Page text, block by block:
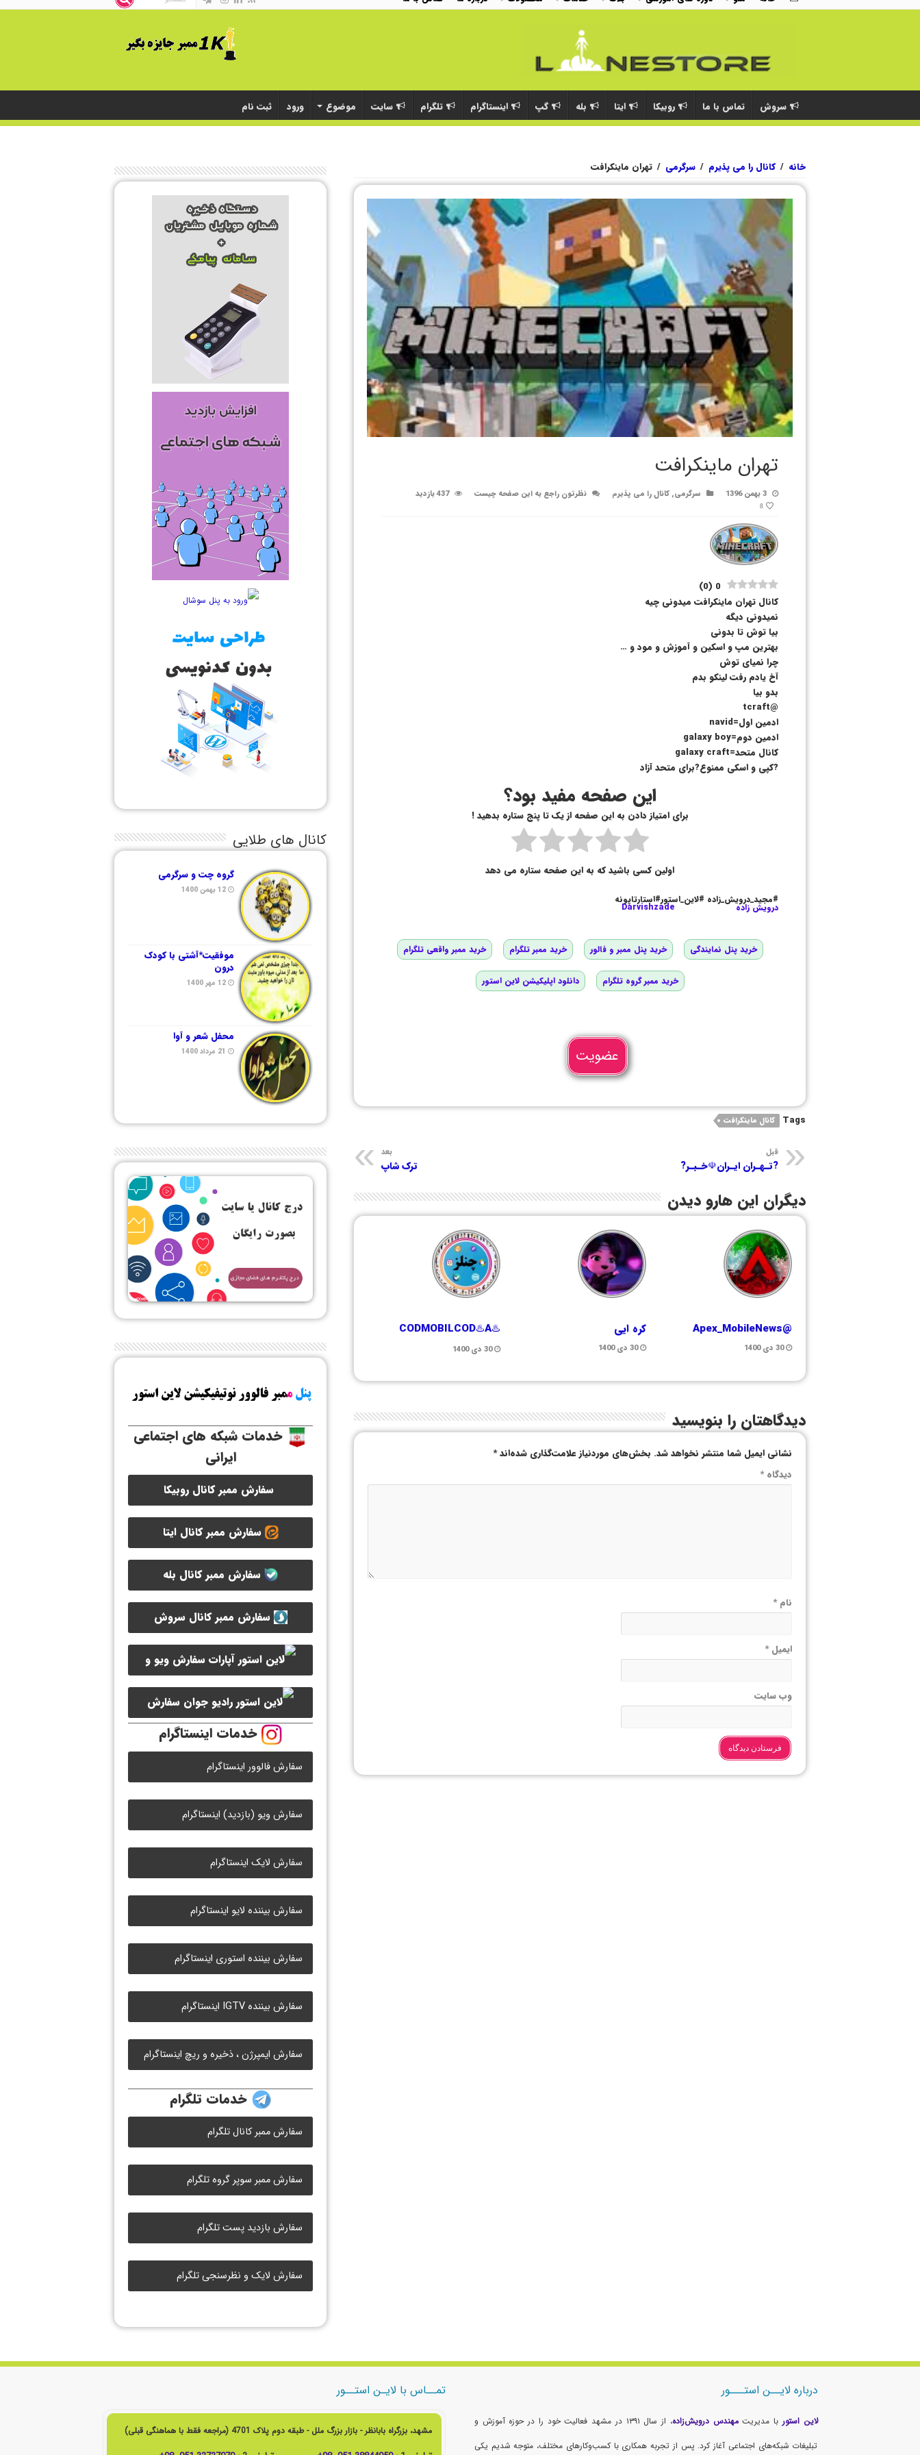
سروش تماس با ما روبیکا ایتا بله گپ اینستاگرام تلگرام سایت موضوع ورود ثبت نام
خانه / کانال را می پذیرم / سرگرمی / تهران ماینکرافت
تهران ماینکرافت
3 بهمن 1396 سرگرمی,کانال را می پذیرم نظرتون راجع به این صفحه چیست 437 بازدید
8
0
(
0
)
کانال تهران ماینکرافت میدونی چیه
نمیدونی دیگه
بیا توش تا بدونی
بهترین مپ و اسکین و آموزش و مود و …
چرا نمیای توش
آخ یادم رفت لینکو بدم
بدو بیا
@tcraft
ادمین اول=navid
ادمین دوم=galaxy boy
کانال متحد=galaxy craft
?کپی و اسکی ممنوع?برای متحد آزاد
این صفحه مفید بود؟
برای امتیاز دادن به این صفحه از یک تا پنج ستاره بدهید !
اولین کسی باشید که به این صفحه ستاره می دهد
#مجید_درویش_زاده #لاین_استور#استارتاپونه
درویش زاده Darvishzade
خرید پنل نمایندگی خرید پنل ممبر و فالور خرید ممبر تلگرام خرید ممبر واقعی تلگرام
خرید ممبر گروه تلگرام دانلود اپلیکیشن لاین استور
عضویت
Tags کانال ماینکرافت
قبل
?تـهـران ایـران☫خـبـر?
بعد
ترک شاپ
دیگران این هارو دیدن
@Apex_MobileNews
30 دی 1400
کره ایی
30 دی 1400
♨️CODMOBILCOD♨️A
30 دی 1400
دیدگاهتان را بنویسید
نشانی ایمیل شما منتشر نخواهد شد. بخش‌های موردنیاز علامت‌گذاری شده‌اند*
دیدگاه*
نام*
ایمیل*
وب‌ سایت
کانال های طلایی
گروه چت و سرگرمی
12 بهمن 1400
موفقیت*آشتی با کودک
درون
12 مهر 1400
محفل شعر و آوا
21 مرداد 1400
خدمات شبکه های اجتماعی
ایرانی
سفارش ممبر کانال روبیکا
سفارش ممبر کانال ایتا
سفارش ممبر کانال بله
سفارش ممبر کانال سروش
سفارش ویو و
لایک ویدیو آپارات
سفارش
لایک رادیو جوان
خدمات اینستاگرام
سفارش فالوور اینستاگرام
سفارش ویو (بازدید) اینستاگرام
سفارش لایک اینستاگرام
سفارش بیننده لایو اینستاگرام
سفارش بیننده استوری اینستاگرام
سفارش بیننده IGTV اینستاگرام
سفارش ایمپرژن ، ذخیره و ریچ اینستاگرام
خدمات تلگرام
سفارش ممبر کانال تلگرام
سفارش ممبر سوپر گروه تلگرام
سفارش بازدید پست تلگرام
سفارش لایک و نظرسنجی تلگرام